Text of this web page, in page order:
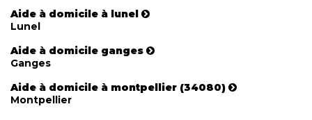
Aide à domicile à lunel
Lunel
Aide à domicile ganges
Ganges
Aide à domicile à montpellier (34080)
Montpellier